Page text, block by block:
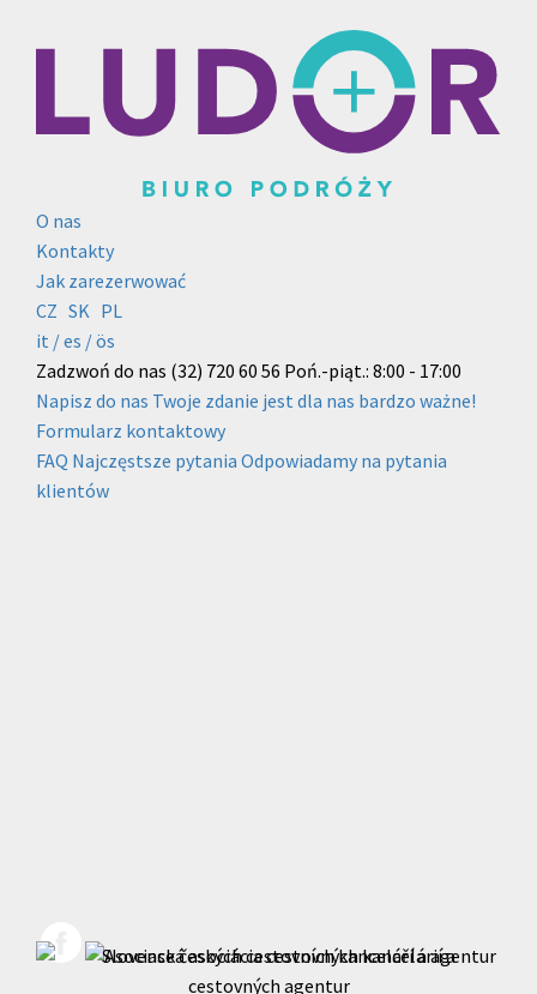
O nas
Kontakty
Jak zarezerwować
CZ SK PL
it /es / ös
Zadzwoń do nas (32) 720 60 56 Poń.-piąt.: 8:00 - 17:00
Napisz do nas Twoje zdanie jest dla nas bardzo ważne!
Formularz kontaktowy
FAQ Najczęstsze pytania Odpowiadamy na pytania
klientów